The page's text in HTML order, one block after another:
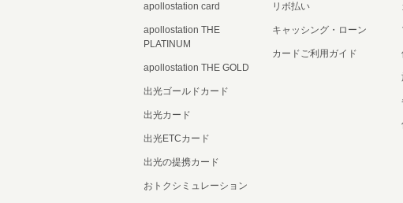
apollostation card
apollostation THE
PLATINUM
apollostation THE GOLD
出光ゴールドカード
出光カード
出光ETCカード
出光の提携カード
おトクシミュレーション
リボ払い
キャッシング・ローン
カードご利用ガイド